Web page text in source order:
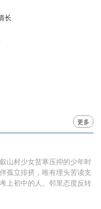
长
更多
山村少女贫寒压抑的少年时
孤立排挤，唯有埋头苦读支
上初中的人。邻里态度反转